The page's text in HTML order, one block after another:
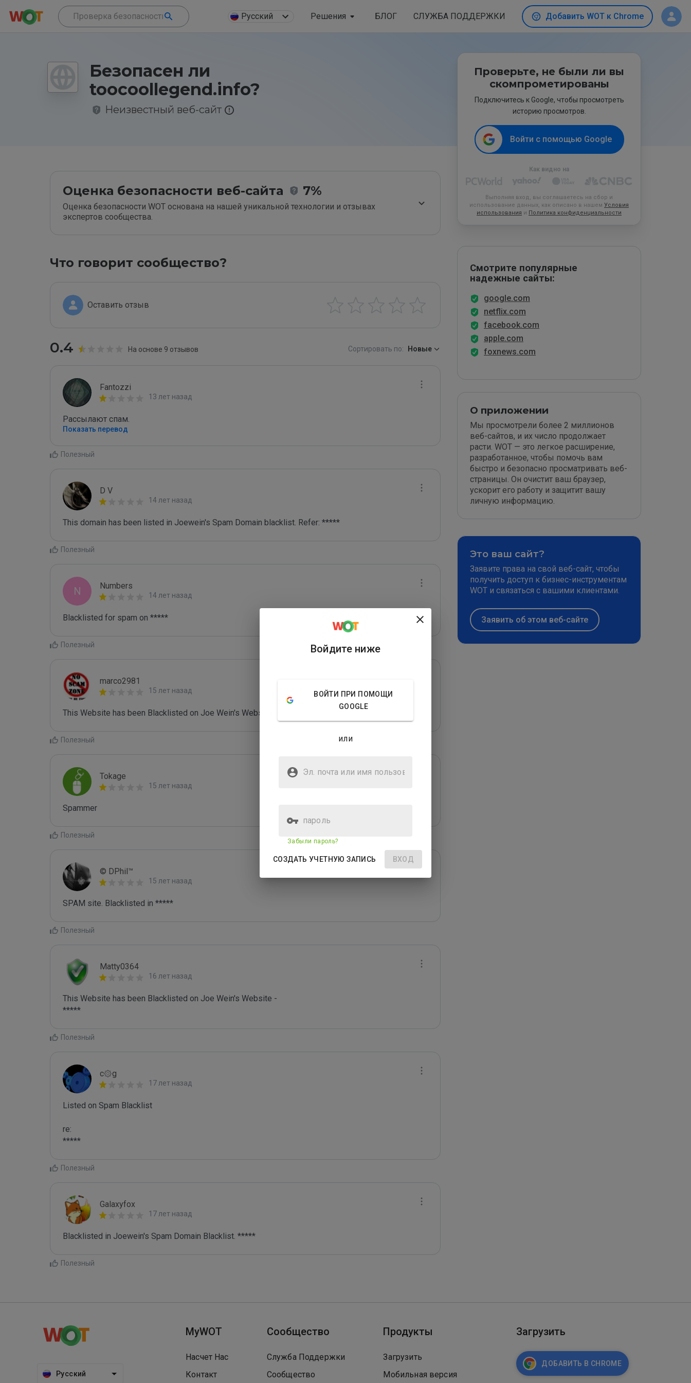
Русский Решения БЛОГ СЛУЖБА ПОДДЕРЖКИ Добавить WOT к Chrome
Безопасен ли
toocoollegend.info?
Неизвестный веб-сайт
Оценка безопасности веб-сайта 7%
Оценка безопасности WOT основана на нашей уникальной технологии и отзывах
экспертов сообщества.
Что говорит сообщество?
Оставить отзыв
0.4 На основе 9 отзывов Сортировать по: Новые
Fantozzi
13 лет назад
Рaссылают спaм.
Показать перевод
Полезный
D V
14 лет назад
This domain has been listed in Joewein's Spam Domain blacklist. Refer: *****
Полезный
N Numbers
14 лет назад
Blacklisted for spam on *****
Полезный
marco2981
15 лет назад
This Website has been Blacklisted on Joe Wein's Website - *****
Полезный
Tokage
15 лет назад
Spammer
Полезный
© DPhil™
15 лет назад
SPAM site. Blacklisted in *****
Полезный
Matty0364
16 лет назад
This Website has been Blacklisted on Joe Wein's Website -
Полезный
c۞g
17 лет назад
Listed on Spam Blacklist
re:
*****
Полезный
Galaxyfox
17 лет назад
Blacklisted in Joewein's Spam Domain Blacklist. *****
Полезный
Проверьте, не были ли вы
скомпрометированы
Подключитесь к Google, чтобы просмотреть
историю просмотров.
Войти с помощью Google
Как видно на
Выполняя вход, вы соглашаетесь на сбор и
использование данных, как описано в нашем Условия
использования и Политика конфиденциальности
Смотрите популярные
надежные сайты:
google.com
netflix.com
facebook.com
apple.com
foxnews.com
О приложении
Мы просмотрели более 2 миллионов
веб-сайтов, и их число продолжает
расти. WOT — это легкое расширение,
разработанное, чтобы помочь вам
быстро и безопасно просматривать веб-
страницы. Он очистит ваш браузер,
ускорит его работу и защитит вашу
личную информацию.
Это ваш сайт?
Заявите права на свой веб-сайт, чтобы
получить доступ к бизнес-инструментам
WOT и связаться с вашими клиентами.
Заявить об этом веб-сайте
Русский
MyWOT
Насчет Нас
Контакт
Сообщество
Служба Поддержки
Сообщество
Продукты
Загрузить
Мобильная версия
Загрузить
ДОБАВИТЬ В CHROME
Войдите ниже
ВОЙТИ ПРИ ПОМОЩИ
GOOGLE
или
Эл. почта или имя
пользователя
пароль
Забыли пароль?
СОЗДАТЬ УЧЕТНУЮ ЗАПИСЬ ВХОД